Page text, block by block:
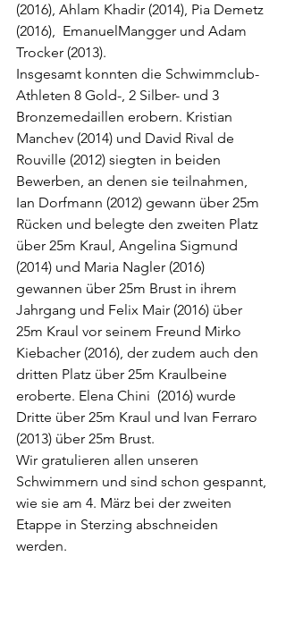
(2016), Ahlam Khadir (2014), Pia Demetz
(2016),  EmanuelMangger und Adam
Trocker (2013).
Insgesamt konnten die Schwimmclub-
Athleten 8 Gold-, 2 Silber- und 3
Bronzemedaillen erobern. Kristian
Manchev (2014) und David Rival de
Rouville (2012) siegten in beiden
Bewerben, an denen sie teilnahmen,
Ian Dorfmann (2012) gewann über 25m
Rücken und belegte den zweiten Platz
über 25m Kraul, Angelina Sigmund
(2014) und Maria Nagler (2016)
gewannen über 25m Brust in ihrem
Jahrgang und Felix Mair (2016) über
25m Kraul vor seinem Freund Mirko
Kiebacher (2016), der zudem auch den
dritten Platz über 25m Kraulbeine
eroberte. Elena Chini  (2016) wurde
Dritte über 25m Kraul und Ivan Ferraro
(2013) über 25m Brust.
Wir gratulieren allen unseren
Schwimmern und sind schon gespannt,
wie sie am 4. März bei der zweiten
Etappe in Sterzing abschneiden
werden.